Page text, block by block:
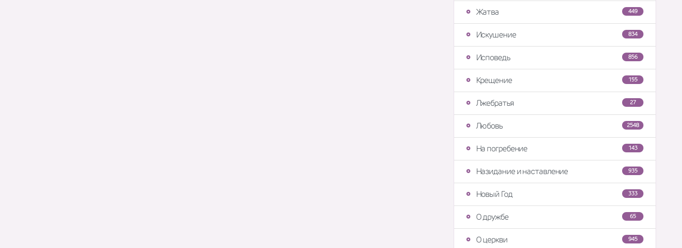
449
Жатва
834
Искушение
856
Исповедь
155
Крещение
27
Лжебратья
2548
Любовь
143
На погребение
935
Назидание и наставление
333
Новый Год
65
О дружбе
945
О церкви